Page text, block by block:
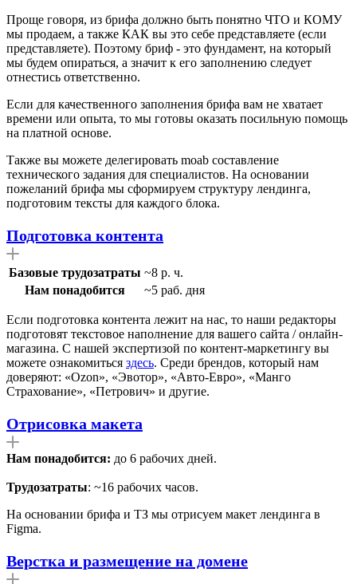
Проще говоря, из брифа должно быть понятно ЧТО и КОМУ
мы продаем, а также КАК вы это себе представляете (если
представляете). Поэтому бриф - это фундамент, на который
мы будем опираться, а значит к его заполнению следует
отнестись ответственно.
Если для качественного заполнения брифа вам не хватает
времени или опыта, то мы готовы оказать посильную помощь
на платной основе.
Также вы можете делегировать moab составление
технического задания для специалистов. На основании
пожеланий брифа мы сформируем структуру лендинга,
подготовим тексты для каждого блока.
Подготовка контента
Базовые трудозатраты ~8 р. ч.
Нам понадобится
~5 раб. дня
Если подготовка контента лежит на наc, то наши редакторы
подготовят текстовое наполнение для вашего сайта / онлайн-
магазина. С нашей экспертизой по контент-маркетингу вы
можете ознакомиться здесь. Среди брендов, который нам
доверяют: «Ozon», «Эвотор», «Авто-Евро», «Манго
Страхование», «Петрович» и другие.
Отрисовка макета
Нам понадобится: до 6 рабочих дней.
Трудозатраты: ~16 рабочих часов.
На основании брифа и ТЗ мы отрисуем макет лендинга в
Figma.
Верстка и размещение на домене